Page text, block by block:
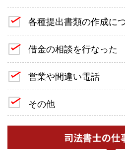
各種提出書類の作成に
借金の相談を行なった
営業や間違い電話
その他
司法書士の仕